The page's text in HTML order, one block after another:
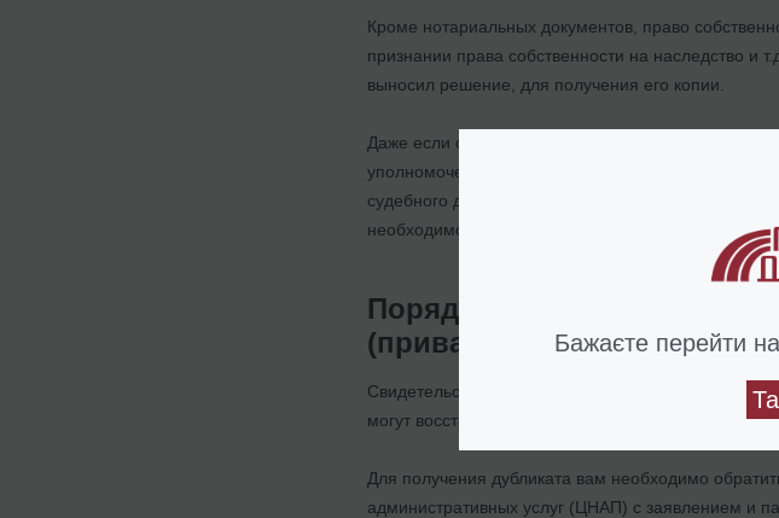
Кроме нотариальных документов, право
признании права собственности на наследство и
выносил решение, для получения его копии.
Даже если судебное дело прошло и
уполномочен выдать копию решения. Не
судебного дела, и оно было уничтожено - сами
необходимо проставить отметку о том, что оно
Порядок действий при
(приватизацию)
Свидетельства на право собственности в
могут восстановить утерянные/испорченные/
Для получения дубликата вам необходимо
административных услуг (ЦНАП) с заявлением и
Бажаєте перейти